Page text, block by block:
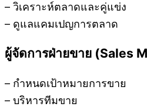
– วิเคราะห์ตลาดและคู่แข่ง
– ดูแลแคมเปญการตลาด
ผู้จัดการฝ่ายขาย (Sales
– กำหนดเป้าหมายการขาย
– บริหารทีมขาย